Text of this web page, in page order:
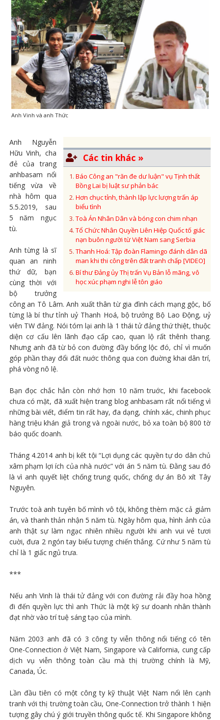
Anh Vinh và anh Thức
Các tin khác »
Báo Công an "răn đe dư luận" vụ Tịnh thất
Bồng Lai bị luật sư phản bác
Hơn chục tỉnh, thành lập lực lượng trấn áp
biểu tình
Toà Án Nhân Dân và bóng con chim nhạn
Tổ Chức Nhân Quyền Liên Hiệp Quốc tố giác
nạn buôn người từ Việt Nam sang Serbia
Thanh Hoá: Tập đoàn Flamingo đánh dân dã
man khi thi công trên đất tranh chấp [VIDEO]
Bí thư Đảng ủy Thị trấn Vụ Bản lỗ mãng, vô
học xúc phạm nghi lễ tôn giáo
Anh Nguyễn
Hữu Vinh, cha
đẻ của trang
anhbasam nổi
tiếng vừa về
nhà hôm qua
5.5.2019, sau
5 năm ngục
tù.
Anh từng là sĩ
quan an ninh
thứ dữ, bạn
cùng thời với
bộ trưởng
công an Tô Lâm. Anh xuất thân từ gia đình cách mạng gộc, bố
từng là bí thư tỉnh uỷ Thanh Hoá, bộ trưởng Bộ Lao Động, uỷ
viên TW đảng. Nói tóm lại anh là 1 thái tử đảng thứ thiệt, thuộc
diện cơ cấu lên lãnh đạo cấp cao, quan lộ rất thênh thang.
Nhưng anh đã từ bỏ con đường đầy bổng lộc đó, chỉ vì muốn
góp phần thay đổi đất nuớc thông qua con đuờng khai dân trí,
phá vòng nô lệ.
Bạn đọc chắc hẳn còn nhớ hơn 10 năm truớc, khi facebook
chưa có mặt, đã xuất hiện trang blog anhbasam rất nổi tiếng vì
những bài viết, điểm tin rất hay, đa dạng, chính xác, chinh phục
hàng triệu khán giả trong và ngoài nước, bỏ xa toàn bộ 800 tờ
báo quốc doanh.
Tháng 4.2014 anh bị kết tội “Lợi dụng các quyền tự do dân chủ
xâm phạm lợi ích của nhà nước” với án 5 năm tù. Đằng sau đó
là vì anh quyết liệt chống trung quốc, chống dự án Bô xít Tây
Nguyên.
Trước toà anh tuyên bố mình vô tội, không thèm mặc cả giảm
án, và thanh thản nhận 5 năm tù. Ngày hôm qua, hình ảnh của
anh thật sự làm ngạc nhiên nhiều người khi anh vui vẻ tươi
cuời, đưa 2 ngón tay biểu tượng chiến thắng. Cứ như 5 năm tù
chỉ là 1 giấc ngủ trưa.
***
Nếu anh Vinh là thái tử đảng với con đường rải đầy hoa hồng
đi đến quyền lực thì anh Thức là một kỹ sư doanh nhân thành
đạt nhờ vào trí tuệ sáng tạo của mình.
Năm 2003 anh đã có 3 công ty viễn thông nổi tiếng có tên
One-Connection ở Việt Nam, Singapore và California, cung cấp
dịch vụ viễn thông toàn cầu mà thị trường chính là Mỹ,
Canada, Úc.
Lần đầu tiên có một công ty kỹ thuật Việt Nam nổi lên cạnh
tranh với thị trường toàn cầu, One-Connection trở thành 1 hiện
tượng gây chú ý giới truyền thông quốc tế. Khi Singapore không